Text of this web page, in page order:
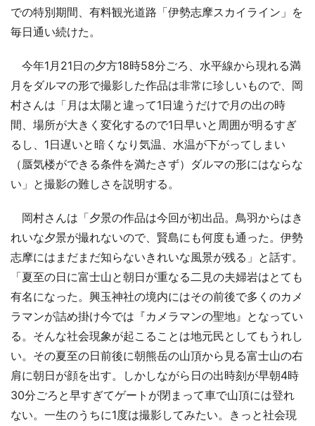
での特別期間、有料観光道路「伊勢志摩スカイライン」を
毎日通い続けた。
今年1月21日の夕方18時58分ごろ、水平線から現れる満
月をダルマの形で撮影した作品は非常に珍しいもので、岡
村さんは「月は太陽と違って1日違うだけで月の出の時
間、場所が大きく変化するので1日早いと周囲が明るすぎ
るし、1日遅いと暗くなり気温、水温が下がってしまい
（蜃気楼ができる条件を満たさず）ダルマの形にはならな
い」と撮影の難しさを説明する。
岡村さんは「夕景の作品は今回が初出品。鳥羽からはき
れいな夕景が撮れないので、賢島にも何度も通った。伊勢
志摩にはまだまだ知らないきれいな風景が残る」と話す。
「夏至の日に富士山と朝日が重なる二見の夫婦岩はとても
有名になった。興玉神社の境内にはその前後で多くのカメ
ラマンが詰め掛け今では『カメラマンの聖地』となってい
る。そんな社会現象が起こることは地元民としてもうれし
い。その夏至の日前後に朝熊岳の山頂から見る富士山の右
肩に朝日が顔を出す。しかしながら日の出時刻が早朝4時
30分ごろと早すぎてゲートが閉まって車で山頂には登れ
ない。一生のうちに1度は撮影してみたい。きっと社会現